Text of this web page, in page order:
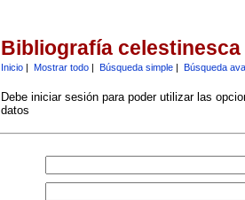
Bibliografía celestinesca
Inicio| Mostrar todo| Búsqueda simple| Búsqueda
Debe iniciar sesión para poder utilizar las
datos